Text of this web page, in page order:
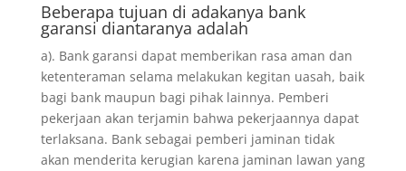
Beberapa tujuan di adakanya bank
garansi diantaranya adalah
a). Bank garansi dapat memberikan rasa aman dan
ketenteraman selama melakukan kegitan uasah, baik
bagi bank maupun bagi pihak lainnya. Pemberi
pekerjaan akan terjamin bahwa pekerjaannya dapat
terlaksana. Bank sebagai pemberi jaminan tidak
akan menderita kerugian karena jaminan lawan yang